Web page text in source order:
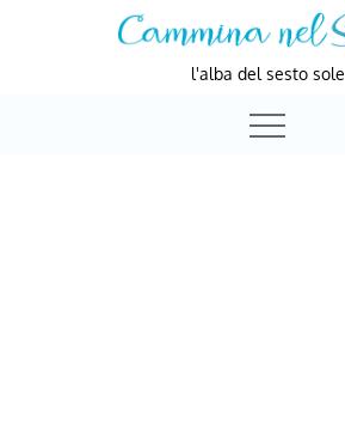
l'alba del sesto sole